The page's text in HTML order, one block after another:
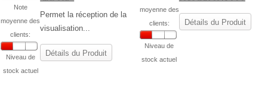
Note
moyenne des
clients:
Niveau de
stock actuel
Permet la réception de la
visualisation...
Détails du Produit
moyenne des
clients:
Niveau de
stock actuel
Détails du Produit